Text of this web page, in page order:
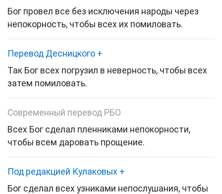
Бог провел все без исключения народы через
непокорность, чтобы всех их помиловать.
Перевод Десницкого +
Так Бог всех погрузил в неверность, чтобы всех
затем помиловать.
Современный перевод РБО
Всех Бог сделал пленниками непокорности,
чтобы всем даровать прощение.
Под редакцией Кулаковых +
Бог сделал всех узниками непослушания, чтобы